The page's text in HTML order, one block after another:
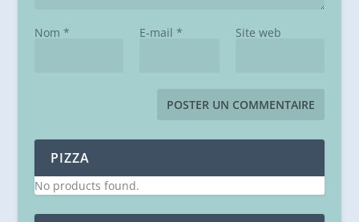
Nom * E-mail * Site web
PIZZA
No products found.